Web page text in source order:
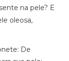
na pele? E
oleosa,
De